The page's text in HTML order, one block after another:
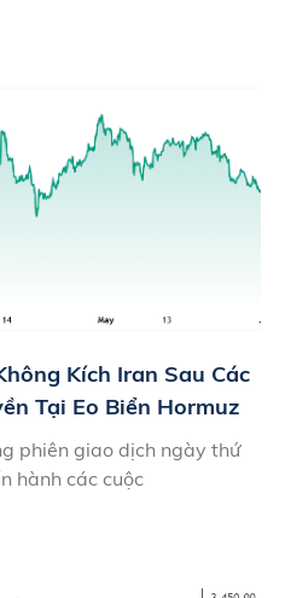
Kích Iran Sau Các
Tại Eo Biển Hormuz
phiên giao dịch ngày thứ
hành các cuộc